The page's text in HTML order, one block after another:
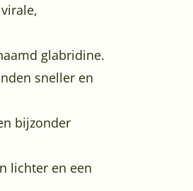
glabridine.
sneller en
bijzonder
lichter en een